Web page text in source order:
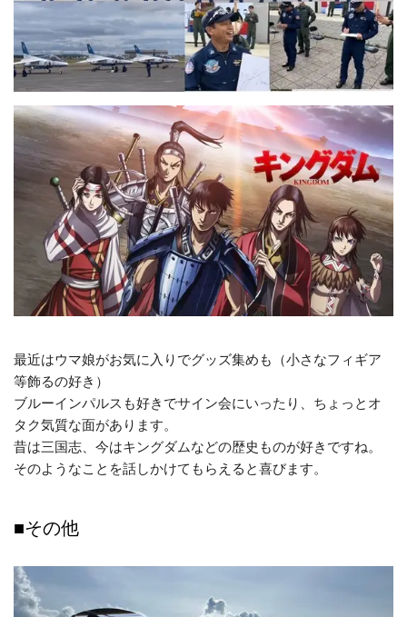
最近はウマ娘がお気に入りでグッズ集めも（小さなフィギア
等飾るの好き）
ブルーインパルスも好きでサイン会にいったり、ちょっとオ
タク気質な面があります。
昔は三国志、今はキングダムなどの歴史ものが好きですね。
そのようなことを話しかけてもらえると喜びます。
■その他